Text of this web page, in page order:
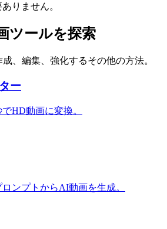
りません。
ツールを探索
、編集、強化するその他の方法。
ー
HD動画に変換。
ンプトからAI動画を生成。